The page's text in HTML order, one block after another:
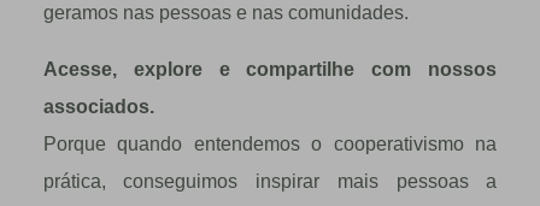
geramos nas pessoas e nas comunidades.
Acesse, explore e compartilhe com nossos
associados.
Porque quando entendemos o cooperativismo na
prática, conseguimos inspirar mais pessoas a